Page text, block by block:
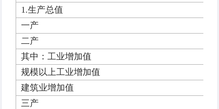
1.生产总值
一产
二产
其中：工业增加值
规模以上工业增加值
建筑业增加值
三产